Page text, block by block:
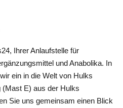
Ihrer Anlaufstelle für
und Anabolika. In
ein in die Welt von Hulks
(Mast E) aus der Hulks
Sie uns gemeinsam einen Blick